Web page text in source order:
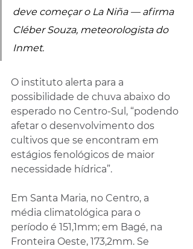
deve começar o La Niña — afirma
Cléber Souza, meteorologista do
Inmet.
O instituto alerta para a
possibilidade de chuva abaixo do
esperado no Centro-Sul, “podendo
afetar o desenvolvimento dos
cultivos que se encontram em
estágios fenológicos de maior
necessidade hídrica”.
Em Santa Maria, no Centro, a
média climatológica para o
período é 151,1mm; em Bagé, na
Fronteira Oeste, 173,2mm. Se